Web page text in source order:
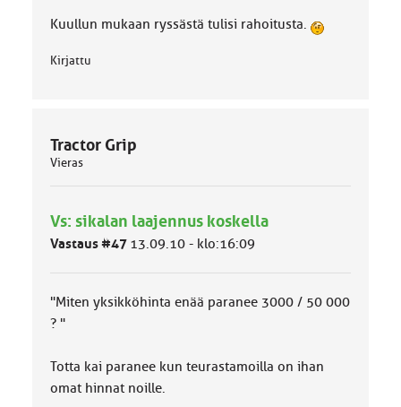
k
a
Kuullun mukaan ryssästä tulisi rahoitusta.
Kirjattu
Tractor Grip
Vieras
Vs: sikalan laajennus koskella
Vastaus #47 13.09.10 - klo:16:09
"Miten yksikköhinta enää paranee 3000 / 50 000
? "
Totta kai paranee kun teurastamoilla on ihan
omat hinnat noille.